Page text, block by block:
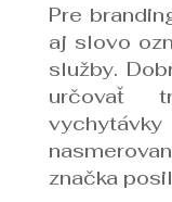
Pre
aj slovo
služby.
určovať
značka